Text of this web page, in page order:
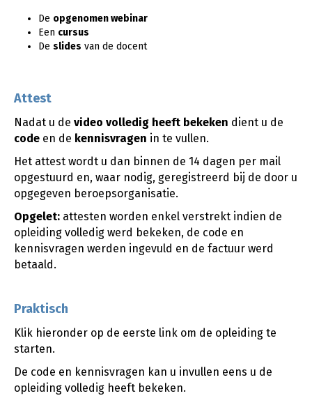
De opgenomen webinar
Een cursus
De slides van de docent
Attest
Nadat u de video volledig heeft bekeken dient u de
code en de kennisvragen in te vullen.
Het attest wordt u dan binnen de 14 dagen per mail
opgestuurd en, waar nodig, geregistreerd bij de door u
opgegeven beroepsorganisatie.
Opgelet: attesten worden enkel verstrekt indien de
opleiding volledig werd bekeken, de code en
kennisvragen werden ingevuld en de factuur werd
betaald.
Praktisch
Klik hieronder op de eerste link om de opleiding te
starten.
De code en kennisvragen kan u invullen eens u de
opleiding volledig heeft bekeken.